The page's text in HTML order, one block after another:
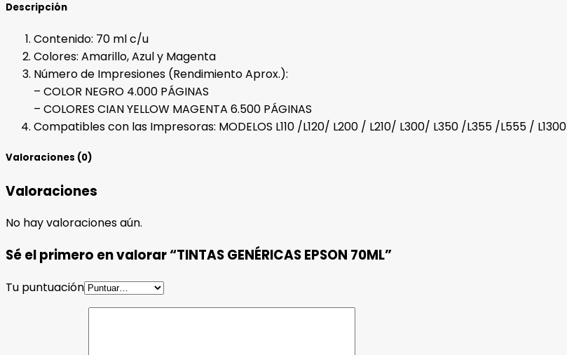
Descripción
Contenido: 70 ml c/u
Colores: Amarillo, Azul y Magenta
Número de Impresiones (Rendimiento Aprox.):
– COLOR NEGRO 4.000 PÁGINAS
– COLORES CIAN YELLOW MAGENTA 6.500 PÁGINAS
Compatibles con las Impresoras: MODELOS L110 /L120/ L200 / L210/ L300/ L350 /L355 /L555 / L1300
Valoraciones (0)
Valoraciones
No hay valoraciones aún.
Sé el primero en valorar “TINTAS GENÉRICAS EPSON 70ML”
Tu puntuación